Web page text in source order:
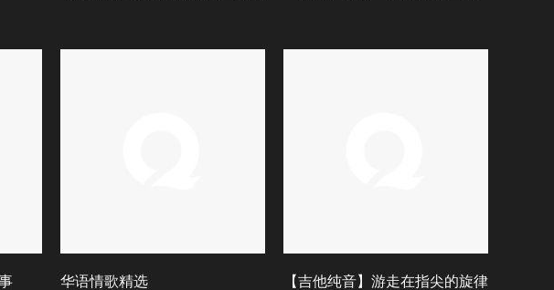
华语情歌精选 【吉他纯音】游走在指尖的旋律